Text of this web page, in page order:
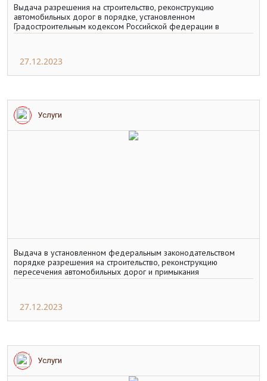
Выдача разрешения на строительство, реконструкцию
автомобильных дорог в порядке, установленном
Градостроительным кодексом Российской федерации в
27.12.2023
Услуги
Выдача в установленном федеральным законодательством
порядке разрешения на строительство, реконструкцию
пересечения автомобильных дорог и примыкания
27.12.2023
Услуги